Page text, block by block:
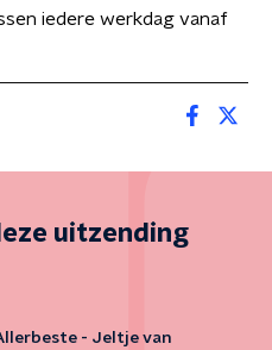
iedere werkdag vanaf
uitzending
- Jeltje van